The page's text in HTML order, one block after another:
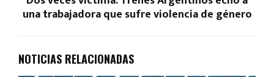
una trabajadora que sufre violencia de género
NOTICIAS RELACIONADAS